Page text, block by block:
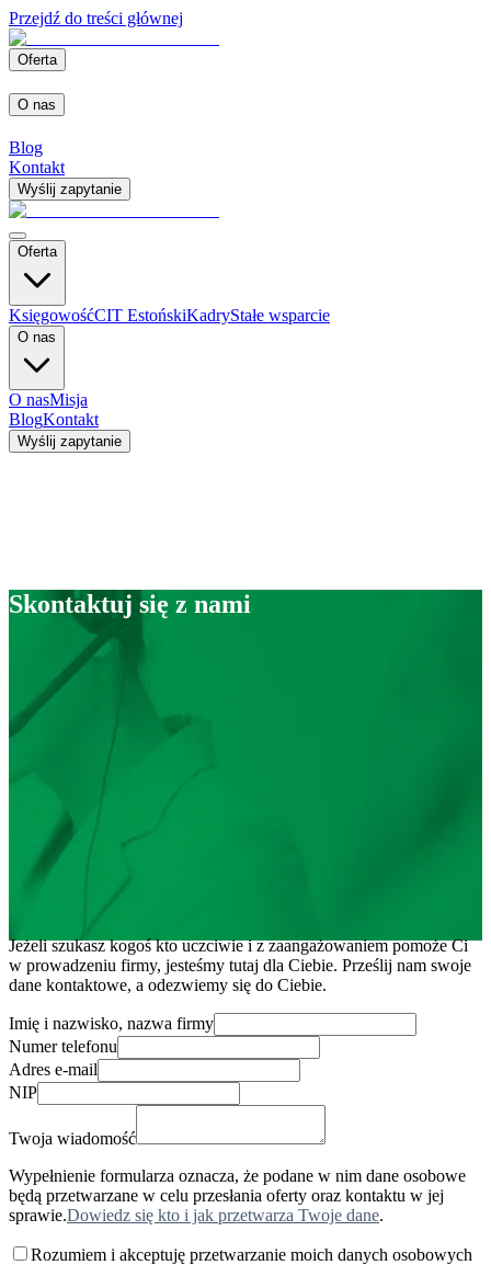
Przejdź do treści głównej
Oferta
O nas
Blog
Kontakt
Wyślij zapytanie
Oferta
KsięgowośćCIT EstońskiKadryStałe wsparcie
O nas
O nasMisja
BlogKontakt
Wyślij zapytanie
Skontaktuj się z nami
Jeżeli szukasz kogoś kto uczciwie i z zaangażowaniem pomoże Ci
w prowadzeniu firmy, jesteśmy tutaj dla Ciebie. Prześlij nam swoje
dane kontaktowe, a odezwiemy się do Ciebie.
Imię i nazwisko, nazwa firmy
Numer telefonu
Adres e-mail
NIP
Twoja wiadomość
Wypełnienie formularza oznacza, że podane w nim dane osobowe
będą przetwarzane w celu przesłania oferty oraz kontaktu w jej
sprawie.Dowiedz się kto i jak przetwarza Twoje dane.
Rozumiem i akceptuję przetwarzanie moich danych osobowych